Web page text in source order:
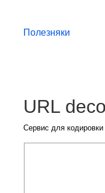
Полезняки
URL
Сервис для кодировки